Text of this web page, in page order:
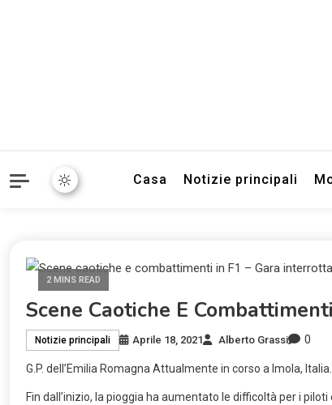
Casa Notizie principali
2 MINS READ
Scene Caotiche E
Notizie principali Aprile 18, 2021 Alberto Grassi 0
G.P. dell’Emilia Romagna Attualmente in corso a Imola, Italia.
Fin dall’inizio, la pioggia ha aumentato le difficoltà per i